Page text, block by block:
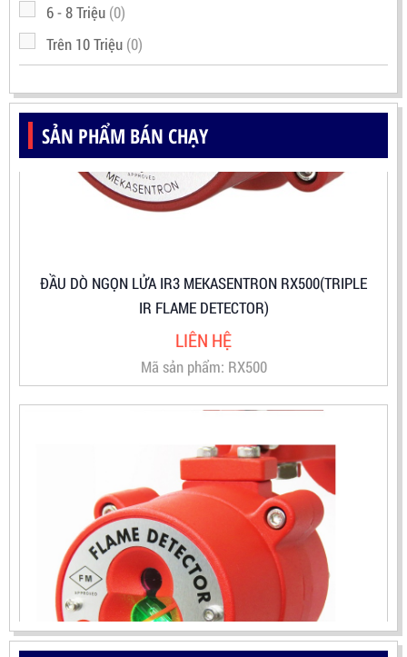
6 - 8 Triệu (0)
Trên 10 Triệu (0)
SẢN PHẨM BÁN CHẠY
LIÊN HỆ
Mã sản phẩm: RX500